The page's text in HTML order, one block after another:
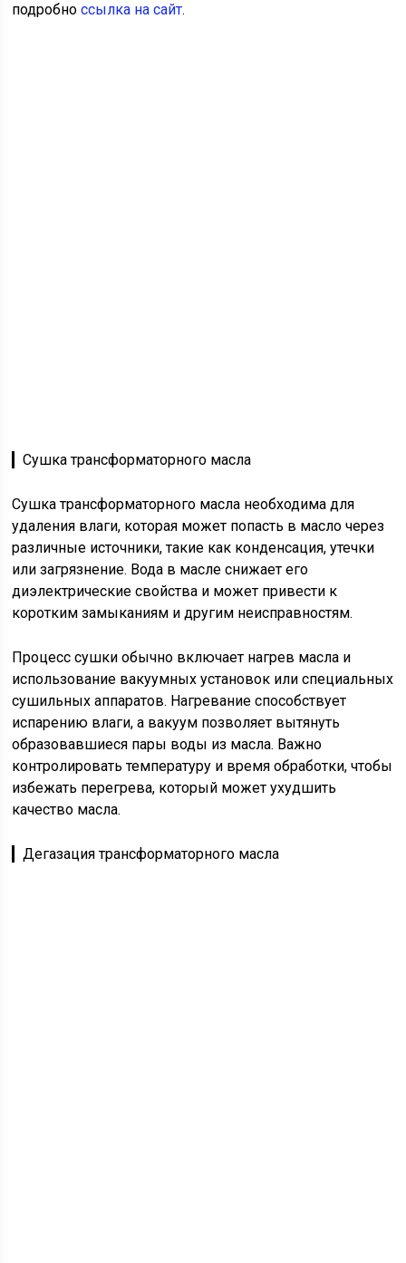
подробноссылка на сайт.
▎Сушка трансформаторного масла
Сушка трансформаторного масла необходима для
удаления влаги, которая может попасть в масло через
различные источники, такие как конденсация, утечки
или загрязнение. Вода в масле снижает его
диэлектрические свойства и может привести к
коротким замыканиям и другим неисправностям.
Процесс сушки обычно включает нагрев масла и
использование вакуумных установок или специальных
сушильных аппаратов. Нагревание способствует
испарению влаги, а вакуум позволяет вытянуть
образовавшиеся пары воды из масла. Важно
контролировать температуру и время обработки, чтобы
избежать перегрева, который может ухудшить
качество масла.
▎Дегазация трансформаторного масла